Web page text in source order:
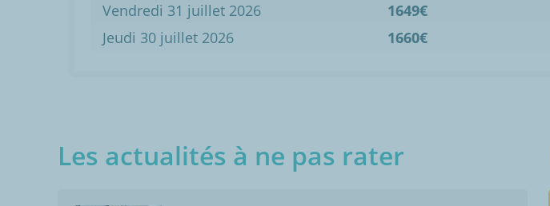
Vendredi 31 juillet 2026
1649€
Jeudi 30 juillet 2026
1660€
Les actualités à ne pas rater